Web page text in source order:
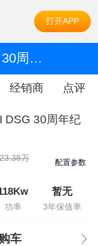
打开APP
2015款 1.8TSI DSG 30周年纪念版
经销商 点评
DSG 30周年纪
万 配置参数
功率
暂无
3年保值率
车